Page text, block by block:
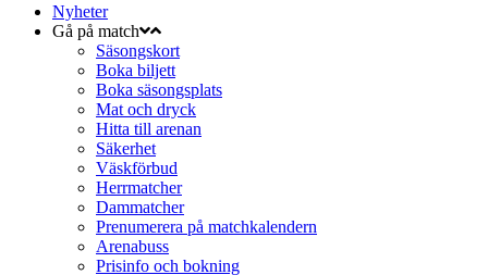
Nyheter
Gå på match
Säsongskort
Boka biljett
Boka säsongsplats
Mat och dryck
Hitta till arenan
Säkerhet
Väskförbud
Herrmatcher
Dammatcher
Prenumerera på matchkalendern
Arenabuss
Prisinfo och bokning